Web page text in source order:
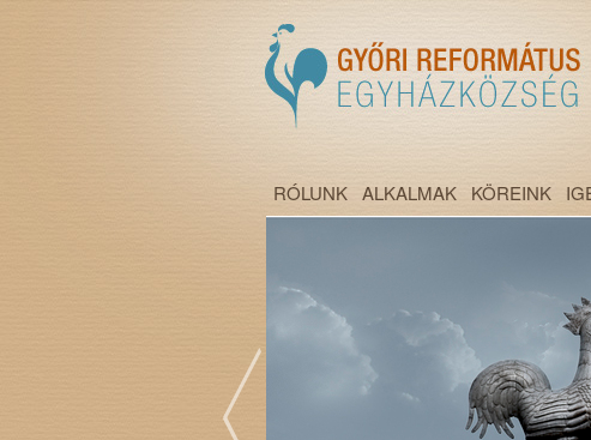
RÓLUNK ALKALMAK KÖREINK